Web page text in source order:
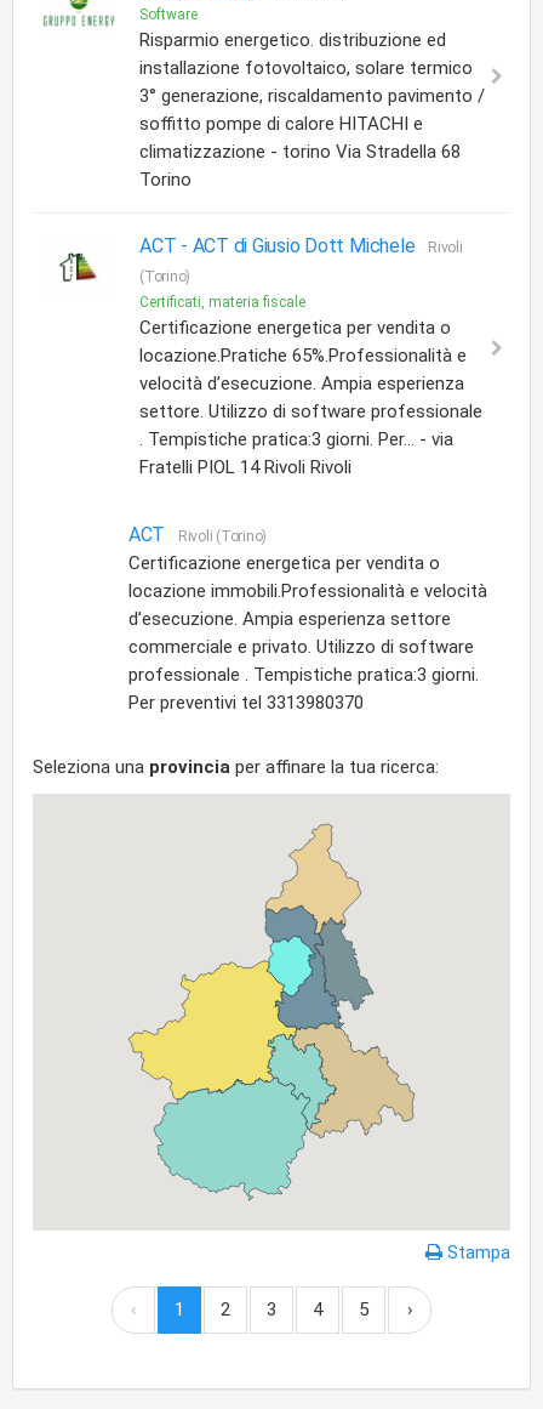
Software
Risparmio energetico. distribuzione ed
installazione fotovoltaico, solare termico
3° generazione, riscaldamento pavimento /
soffitto pompe di calore HITACHI e
climatizzazione - torino Via Stradella 68
Torino
ACT - ACT di Giusio Dott Michele
Rivoli
(Torino)
Certificati, materia fiscale
Certificazione energetica per vendita o
locazione.Pratiche 65%.Professionalità e
velocità d’esecuzione. Ampia esperienza
settore. Utilizzo di software professionale
. Tempistiche pratica:3 giorni. Per... - via
Fratelli PIOL 14 Rivoli Rivoli
ACT Rivoli (Torino)
Certificazione energetica per vendita o
locazione immobili.Professionalità e velocità
d’esecuzione. Ampia esperienza settore
commerciale e privato. Utilizzo di software
professionale . Tempistiche pratica:3 giorni.
Per preventivi tel 3313980370
Seleziona una provincia per affinare la tua ricerca:
Stampa
‹ 1 2 3 4 5 ›